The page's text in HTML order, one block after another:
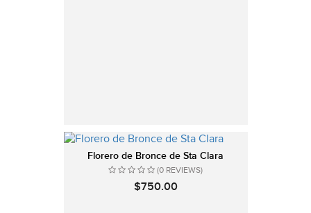
Florero de Bronce de Sta Clara
(0 REVIEWS)
$750.00